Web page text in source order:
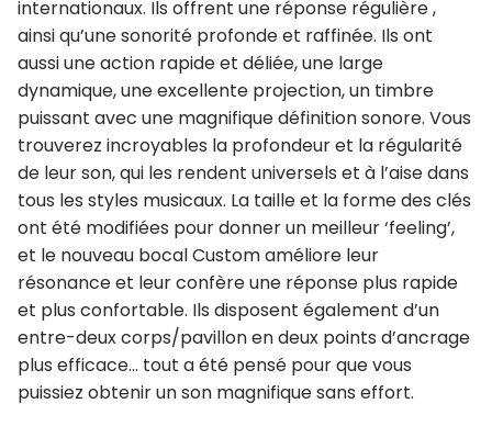
internationaux. Ils offrent une réponse régulière ,
ainsi qu’une sonorité profonde et raffinée. Ils ont
aussi une action rapide et déliée, une large
dynamique, une excellente projection, un timbre
puissant avec une magnifique définition sonore. Vous
trouverez incroyables la profondeur et la régularité
de leur son, qui les rendent universels et à l’aise dans
tous les styles musicaux. La taille et la forme des clés
ont été modifiées pour donner un meilleur ‘feeling’,
et le nouveau bocal Custom améliore leur
résonance et leur confère une réponse plus rapide
et plus confortable. Ils disposent également d’un
entre-deux corps/pavillon en deux points d’ancrage
plus efficace… tout a été pensé pour que vous
puissiez obtenir un son magnifique sans effort.